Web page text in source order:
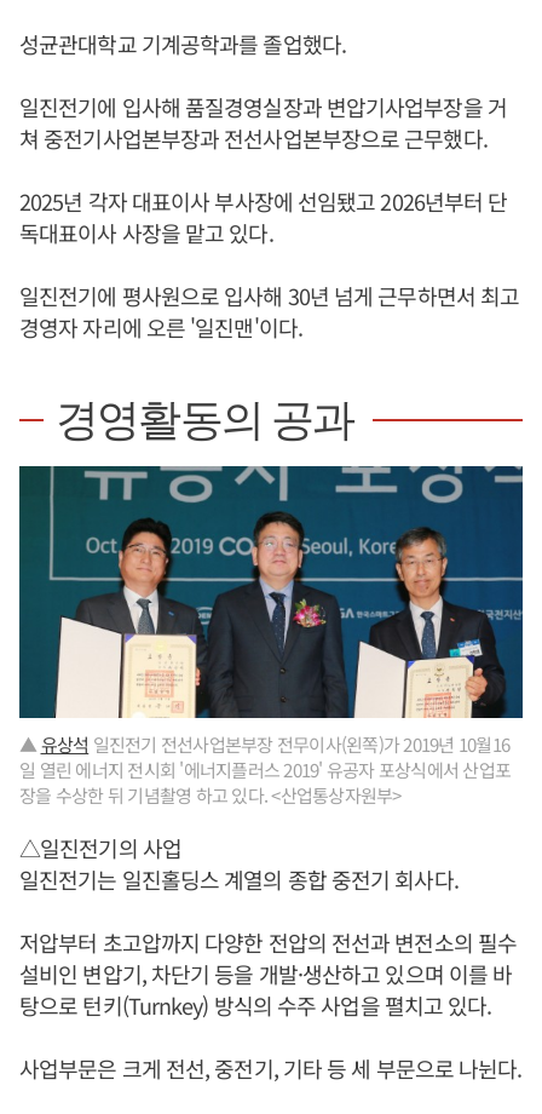
성균관대학교 기계공학과를 졸업했다.
일진전기에 입사해 품질경영실장과 변압기사업부장을 거
쳐 중전기사업본부장과 전선사업본부장으로 근무했다.
2025년 각자 대표이사 부사장에 선임됐고 2026년부터 단
독대표이사 사장을 맡고 있다.
일진전기에 평사원으로 입사해 30년 넘게 근무하면서 최고
경영자 자리에 오른 '일진맨'이다.
경영활동의 공과
▲유상석 일진전기 전선사업본부장 전무이사(왼쪽)가 2019년 10월16
일 열린 에너지 전시회 '에너지플러스 2019' 유공자 포상식에서 산업포
장을 수상한 뒤 기념촬영 하고 있다. <산업통상자원부>
△일진전기의 사업
일진전기는 일진홀딩스 계열의 종합 중전기 회사다.
저압부터 초고압까지 다양한 전압의 전선과 변전소의 필수
설비인 변압기, 차단기 등을 개발·생산하고 있으며 이를 바
탕으로 턴키(Turnkey) 방식의 수주 사업을 펼치고 있다.
사업부문은 크게 전선, 중전기, 기타 등 세 부문으로 나뉜다.